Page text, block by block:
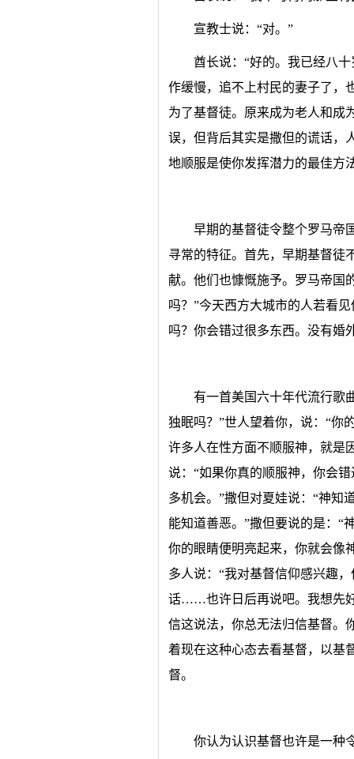
宣教士说：“对。”
酋长说：“好的。我已经八
作缓慢，追不上村民的妻子了，
为了基督徒。原来成为老人和成
误，但背后其实是撒但的谎话，
地顺服是使你发挥潜力的最佳方
早期的基督徒令整个罗马帝
寻常的特征。首先，早期基督徒
献。他们也慷慨施予。罗马帝国
吗？”今天西方大城市的人若看
吗？你会错过很多东西。没有婚
有一首美国六十年代流行歌
独眠吗？”世人望着你，说：“你
许多人在性方面不顺服神，就是
说：“如果你真的顺服神，你会
多机会。”撒但对夏娃说：“神知
能知道善恶。”撒但要说的是：“
你的眼睛便明亮起来，你就会像
多人说：“我对基督信仰感兴趣
话……也许日后再说吧。我想先
信这说法，你总无法归信基督。
着现在这种心态去看基督，以基
督。
你认为认识基督也许是一种